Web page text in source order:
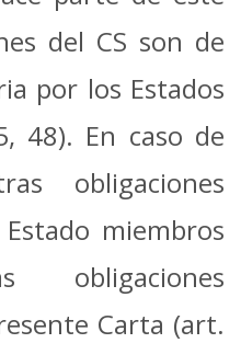
del CS son de
por los Estados
48). En caso de
obligaciones
miembros
obligaciones
Carta (art.